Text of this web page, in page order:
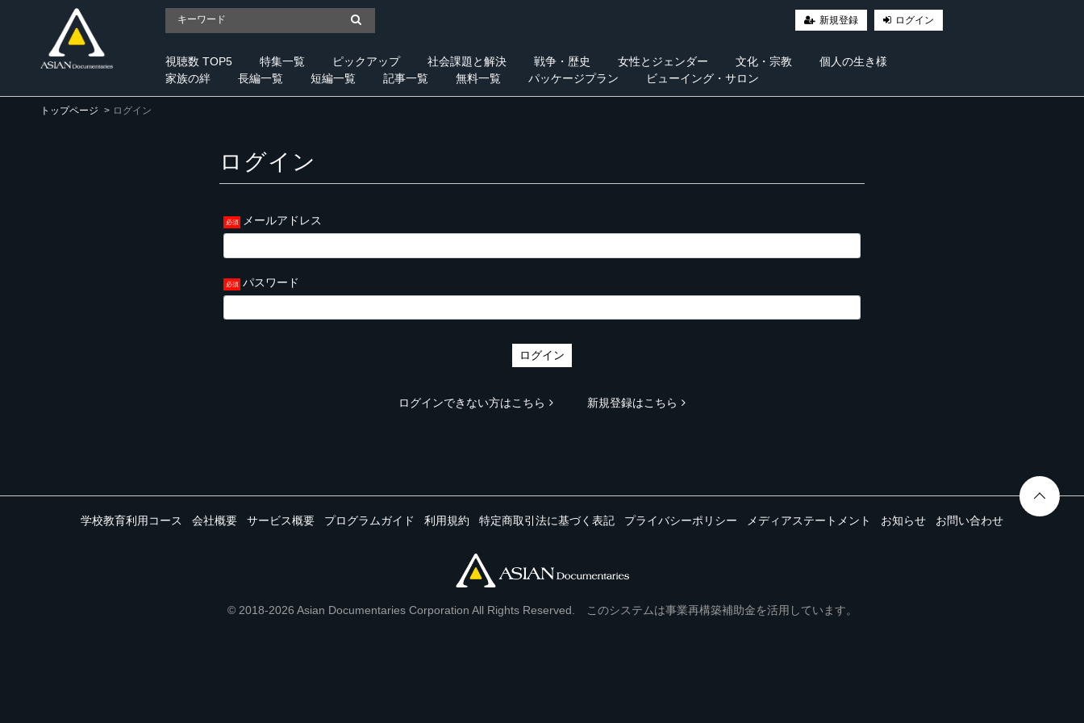
新規登録 ログイン
視聴数 TOP5 特集一覧 ピックアップ 社会課題と解決 戦争・歴史 女性とジェンダー 文化・宗教
個人の生き様
家族の絆
長編一覧 短編一覧 記事一覧 無料一覧 パッケージプラン ビューイング・サロン
トップページ ログイン
ログイン
メールアドレス
パスワード
ログイン
ログインできない方はこちら 新規登録はこちら
学校教育利用コース 会社概要 サービス概要 プログラムガイド 利用規約 特定商取引法に基づく表記 プライバシーポリシー メディアステートメント お知らせ お問い合わせ
© 2018-2026 Asian Documentaries Corporation All Rights Reserved. このシステムは事業再構築補助金を活用しています。